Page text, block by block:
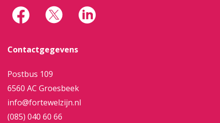
Contactgegevens
Postbus 109
6560 AC Groesbeek
info@fortewelzijn.nl
(085) 040 60 66